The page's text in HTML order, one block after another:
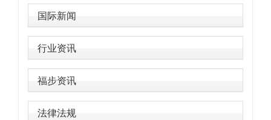
国际新闻
行业资讯
福步资讯
法律法规